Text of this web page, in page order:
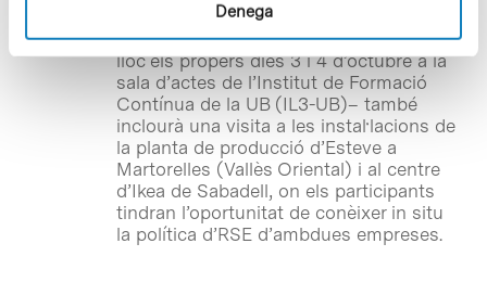
Denega
Social Corporativa, Comptabilitat i
Auditoria Social. La trobada –que tindrà
lloc els propers dies 3 i 4 d’octubre a la
sala d’actes de l’Institut de Formació
Contínua de la UB (IL3-UB)– també
inclourà una visita a les instal·lacions de
la planta de producció d’Esteve a
Martorelles (Vallès Oriental) i al centre
d’Ikea de Sabadell, on els participants
tindran l’oportunitat de conèixer in situ
la política d’RSE d’ambdues empreses.